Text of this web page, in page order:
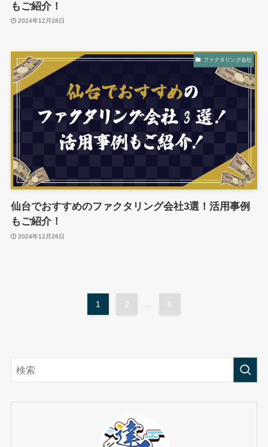
もご紹介！
2024年12月28日
ファクタリング会社
仙台でおすすめのファクタリング会社3選！活用事例
もご紹介！
2024年12月26日
1 2 ... 6